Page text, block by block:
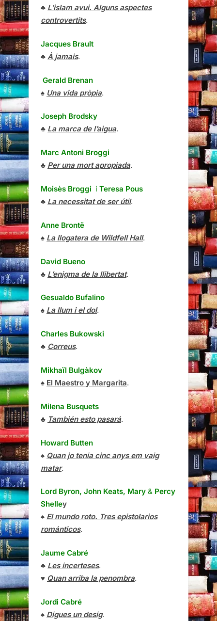
♣ L’islam avui. Alguns aspectes
controvertits.
Jacques Brault
♣ À jamais.
Gerald Brenan
♠ Una vida pròpia.
Joseph Brodsky
♣ La marca de l’aigua.
Marc Antoni Broggi
♣ Per una mort apropiada.
Moisès Broggi i Teresa Pous
♣ La necessitat de ser útil.
Anne Brontë
♠ La llogatera de Wildfell Hall.
David Bueno
♣ L’enigma de la llibertat.
Gesualdo Bufalino
♠ La llum i el dol.
Charles Bukowski
♣ Correus.
Mikhaïl Bulgàkov
♠ El Maestro y Margarita.
Milena Busquets
♣ También esto pasará.
Howard Butten
♠ Quan jo tenia cinc anys em vaig
matar.
Lord Byron, John Keats, Mary & Percy
Shelley
♠ El mundo roto. Tres epistolarios
románticos.
Jaume Cabré
♣ Les incerteses.
♥ Quan arriba la penombra.
Jordi Cabré
♠ Digues un desig.